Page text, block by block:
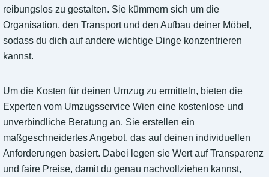
reibungslos zu gestalten. Sie kümmern sich um die
Organisation, den Transport und den Aufbau deiner Möbel,
sodass du dich auf andere wichtige Dinge konzentrieren
kannst.
Um die Kosten für deinen Umzug zu ermitteln, bieten die
Experten vom Umzugsservice Wien eine kostenlose und
unverbindliche Beratung an. Sie erstellen ein
maßgeschneidertes Angebot, das auf deinen individuellen
Anforderungen basiert. Dabei legen sie Wert auf Transparenz
und faire Preise, damit du genau nachvollziehen kannst,